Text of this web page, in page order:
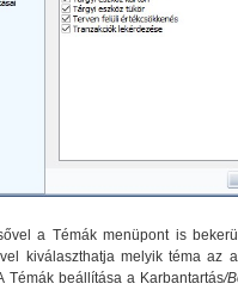
a Témák menüpont is
kiválaszthatja melyik téma az
Témák beállítása a Karbantartás/